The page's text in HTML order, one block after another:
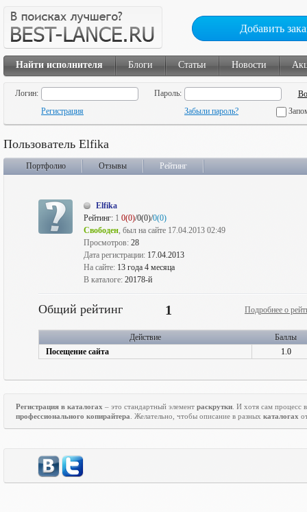
Добавить
Найти исполнителя Блоги Статьи Новости
Логин:
Пароль:
Регистрация
Забыли пароль?
Пользователь Elfika
Портфолио Отзывы Рейтинг
Elfika
Рейтинг: 1 0(0)/0(0)/0(0)
Свободен, был на сайте 17.04.2013 02:49
Просмотров: 28
Дата регистрации: 17.04.2013
На сайте: 13 года 4 месяца
В каталоге: 20178-й
Общий рейтинг 1 Подробнее о
Действие
Баллы
Посещение сайта
1.0
Регистрация в каталогах – это стандартный элемент раскрутки . И хотя сам процесс
профессионального копирайтера . Желательно, чтобы описание в разных каталогах